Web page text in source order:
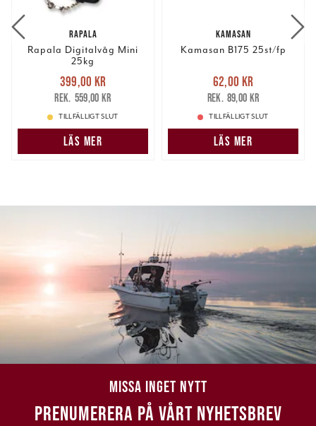
RAPALA
Rapala Digitalvåg Mini
25kg
Nuvarande pris
399,00 krTidigare pris
559,00 kr
399,00 kr
559,00 kr
TILLFÄLLIGT SLUT
LÄS MER
KAMASAN
Kamasan B175 25st/fp
Nuvarande pris
62,00 krTidigare pris
89,00 kr
62,00 kr
89,00 kr
TILLFÄLLIGT SLUT
LÄS MER
MISSA INGET NYTT
PRENUMERERA PÅ VÅRT NYHETSBREV